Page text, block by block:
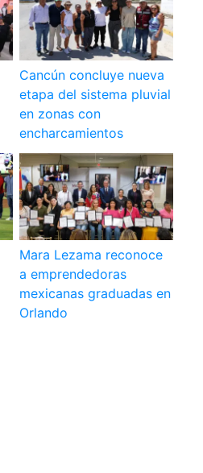
Cancún concluye nueva
etapa del sistema pluvial
en zonas con
encharcamientos
Mara Lezama reconoce
a emprendedoras
mexicanas graduadas en
Orlando